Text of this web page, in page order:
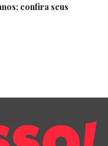
confira seus